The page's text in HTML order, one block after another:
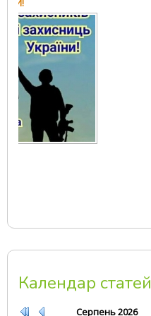
Календар статей
Серпень2026